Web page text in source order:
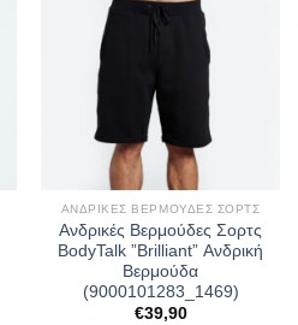
ΑΝΔΡΙΚΈΣ ΒΕΡΜΟΎΔΕΣ ΣΟΡΤΣ
Ανδρικές Βερμούδες Σορτς
BodyTalk ”Brilliant” Ανδρική
Βερμούδα
(9000101283_1469)
€39,90